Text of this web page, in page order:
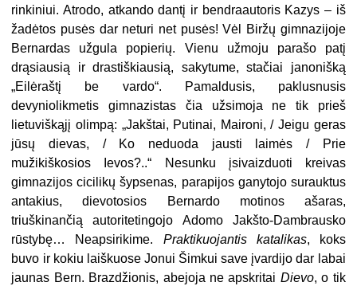
rinkiniui. Atrodo, atkando dantį ir bendraautoris Kazys – iš
žadėtos pusės dar neturi net pusės! Vėl Biržų gimnazijoje
Bernardas užgula popierių. Vienu užmoju parašo patį
drąsiausią ir drastiškiausią, sakytume, stačiai janonišką
„Eilėraštį be vardo“. Pamaldusis, paklusnusis
devyniolikmetis gimnazistas čia užsimoja ne tik prieš
lietuviškąjį olimpą: „Jakštai, Putinai, Maironi, / Jeigu geras
jūsų dievas, / Ko neduoda jausti laimės / Prie
mužikiškosios Ievos?..“ Nesunku įsivaizduoti kreivas
gimnazijos cicilikų šypsenas, parapijos ganytojo surauktus
antakius, dievotosios Bernardo motinos ašaras,
triuškinančią autoritetingojo Adomo Jakšto-Dambrausko
rūstybę… Neapsirikime. Praktikuojantis katalikas, koks
buvo ir kokiu laiškuose Jonui Šimkui save įvardijo dar labai
jaunas Bern. Brazdžionis, abejoja ne apskritai Dievo, o tik